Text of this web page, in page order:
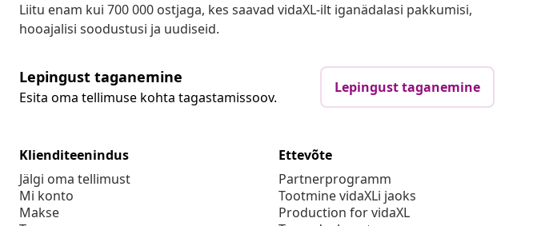
Liitu enam kui 700 000 ostjaga, kes saavad vidaXL-ilt iganädalasi pakkumisi,
hooajalisi soodustusi ja uudiseid.
Lepingust taganemine
Esita oma tellimuse kohta tagastamissoov.
Lepingust taganemine
Klienditeenindus
Jälgi oma tellimust
Mi konto
Makse
Ettevõte
Partnerprogramm
Tootmine vidaXLi jaoks
Production for vidaXL